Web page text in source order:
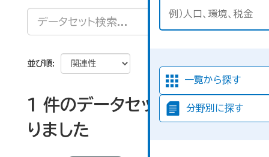
一覧から探す
分野別に探す
並び順
1 件のデータセットが見つか
りました